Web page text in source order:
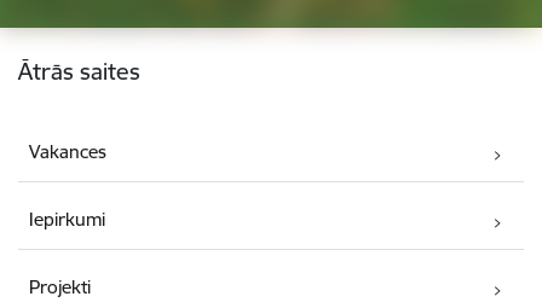
Kājene
Ātrās saites
Vakances
Iepirkumi
Projekti